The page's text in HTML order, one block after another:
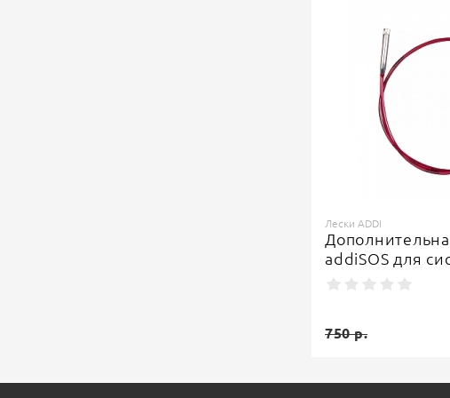
Лески ADDI
addiSOS для
750 р.